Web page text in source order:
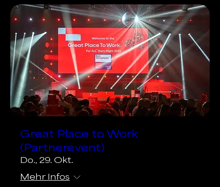
Great Place to Work
(Partnerevent)
Do., 29. Okt.
Mehr Infos